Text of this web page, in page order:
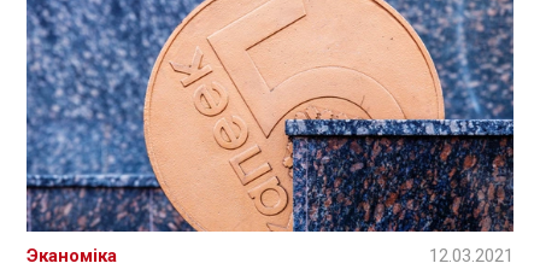
Эканоміка 12.03.2021